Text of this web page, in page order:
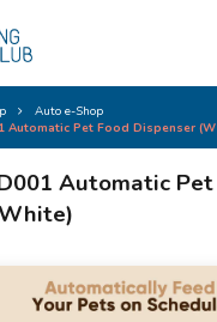
Auto e-Shop
Automatic Pet Food Dispenser
Automatic Pet